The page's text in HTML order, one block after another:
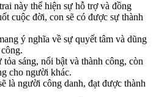
này thể hiện sự hỗ trợ và đồng
cuộc đời, con sẽ có được sự thành
ý nghĩa về sự quyết tâm và dũng
tỏa sáng, nổi bật và thành công, còn
cho người khác.
là người công danh, đạt được thành